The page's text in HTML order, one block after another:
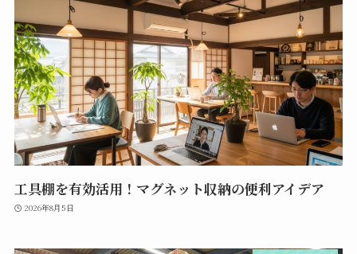
工具棚を有効活用！マグネット収納の便利アイデア
2026年8月5日